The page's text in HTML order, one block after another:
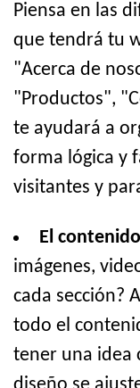
Piensa en las
que tendrá tu
"Acerca de
"Productos",
te ayudará a
forma lógica y
visitantes y
El
imágenes,
cada sección?
todo el
tener una idea